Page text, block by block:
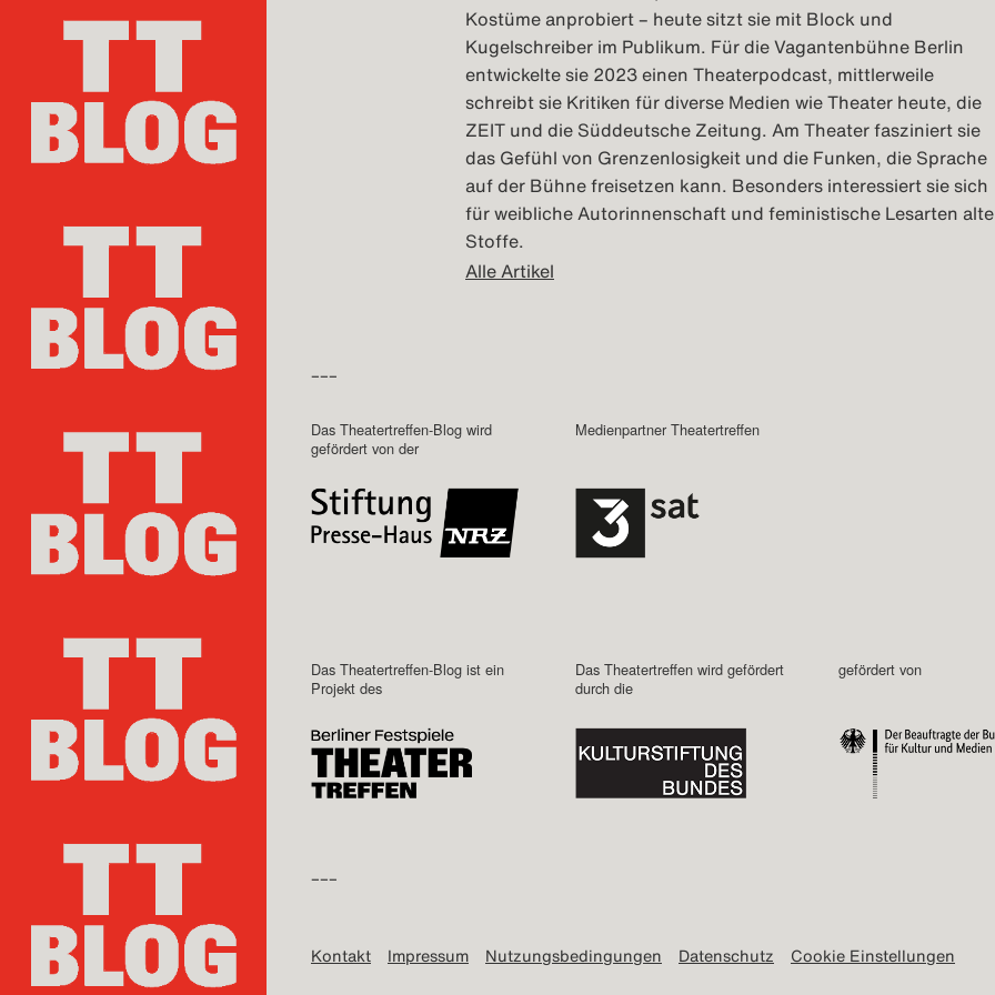
Kostüme anprobiert – heute sitzt sie mit Block und
Kugelschreiber im Publikum. Für die Vagantenbühne Berlin
entwickelte sie 2023 einen Theaterpodcast, mittlerweile
schreibt sie Kritiken für diverse Medien wie Theater heute, die
ZEIT und die Süddeutsche Zeitung. Am Theater fasziniert sie
das Gefühl von Grenzenlosigkeit und die Funken, die Sprache
auf der Bühne freisetzen kann. Besonders interessiert sie sich
für weibliche Autorinnenschaft und feministische Lesarten
Stoffe.
Alle Artikel
–––
Das Theatertreffen-Blog wird
gefördert von der
Medienpartner Theatertreffen
Das Theatertreffen-Blog ist ein
Projekt des
Das Theatertreffen wird gefördert
durch die
gefördert von
–––
Kontakt Impressum Nutzungsbedingungen Datenschutz Cookie Einstellungen